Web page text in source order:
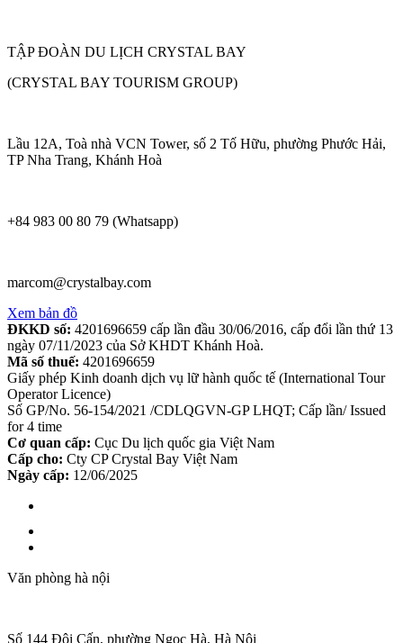
TẬP ĐOÀN DU LỊCH CRYSTAL BAY
(CRYSTAL BAY TOURISM GROUP)
Lầu 12A, Toà nhà VCN Tower, số 2 Tố Hữu, phường Phước Hải,
TP Nha Trang, Khánh Hoà
+84 983 00 80 79 (Whatsapp)
marcom@crystalbay.com
Xem bản đồ
ĐKKD số: 4201696659 cấp lần đầu 30/06/2016, cấp đổi lần thứ 13
ngày 07/11/2023 của Sở KHDT Khánh Hoà.
Mã số thuế: 4201696659
Giấy phép Kinh doanh dịch vụ lữ hành quốc tế (International Tour
Operator Licence)
Số GP/No. 56-154/2021 /CDLQGVN-GP LHQT; Cấp lần/ Issued
for 4 time
Cơ quan cấp: Cục Du lịch quốc gia Việt Nam
Cấp cho: Cty CP Crystal Bay Việt Nam
Ngày cấp: 12/06/2025
Văn phòng hà nội
Số 144 Đội Cấn, phường Ngọc Hà, Hà Nội